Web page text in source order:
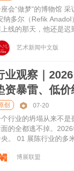
会“做梦”的博物馆
纳多尔（Refik
线的那天，他还是迟
释，说博物馆里临时
几天很不容易，他太忙
物馆。影像、声音、
”（Large Nature
过，一座“活的博物
。终于，安纳多尔出
艺术新闻中文版
业观察｜
资暴雷、低
创 07-20
行业的坍塌从来不是
面的全都逃不掉。
。 01 展陈行业的多
源于政府专项债、城
博展联盟